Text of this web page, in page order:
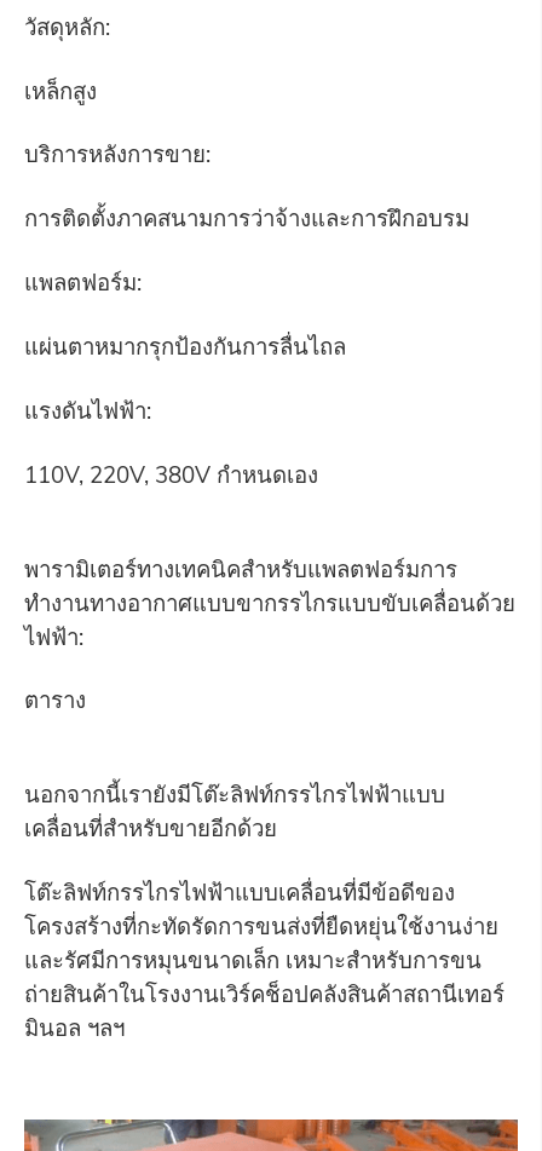
วัสดุหลัก:
เหล็กสูง
บริการหลังการขาย:
การติดตั้งภาคสนามการว่าจ้างและการฝึกอบรม
แพลตฟอร์ม:
แผ่นตาหมากรุกป้องกันการลื่นไถล
แรงดันไฟฟ้า:
110V, 220V, 380V กำหนดเอง
พารามิเตอร์ทางเทคนิคสำหรับแพลตฟอร์มการ
ทำงานทางอากาศแบบขากรรไกรแบบขับเคลื่อนด้วย
ไฟฟ้า:
ตาราง
นอกจากนี้เรายังมีโต๊ะลิฟท์กรรไกรไฟฟ้าแบบ
เคลื่อนที่สำหรับขายอีกด้วย
โต๊ะลิฟท์กรรไกรไฟฟ้าแบบเคลื่อนที่มีข้อดีของ
โครงสร้างที่กะทัดรัดการขนส่งที่ยืดหยุ่นใช้งานง่าย
และรัศมีการหมุนขนาดเล็ก เหมาะสำหรับการขน
ถ่ายสินค้าในโรงงานเวิร์คช็อปคลังสินค้าสถานีเทอร์
มินอล ฯลฯ